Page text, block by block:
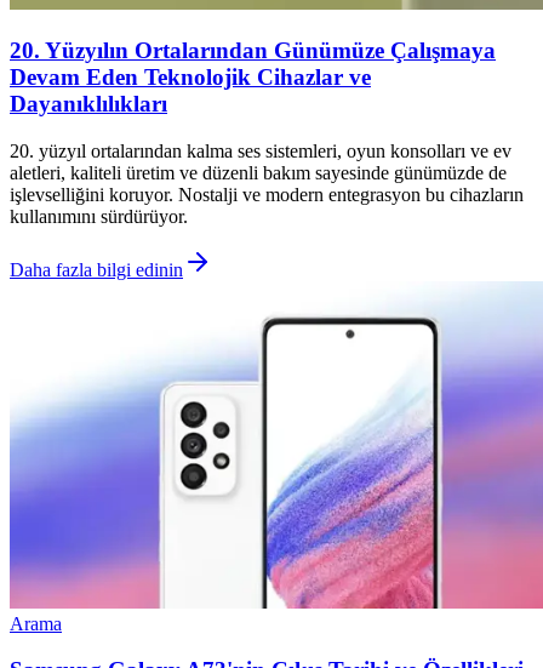
20. Yüzyılın Ortalarından Günümüze Çalışmaya
Devam Eden Teknolojik Cihazlar ve
Dayanıklılıkları
20. yüzyıl ortalarından kalma ses sistemleri, oyun konsolları ve ev
aletleri, kaliteli üretim ve düzenli bakım sayesinde günümüzde de
işlevselliğini koruyor. Nostalji ve modern entegrasyon bu cihazların
kullanımını sürdürüyor.
Daha fazla bilgi edinin
Arama